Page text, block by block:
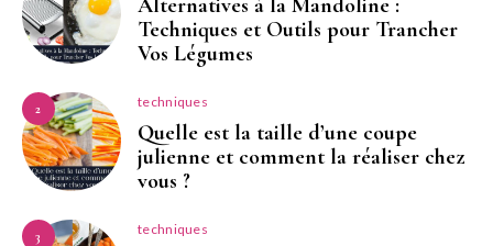
Alternatives à la Mandoline :
Techniques et Outils pour Trancher
Vos Légumes
2 techniques
Quelle est la taille d’une coupe
julienne et comment la réaliser chez
vous ?
3 techniques